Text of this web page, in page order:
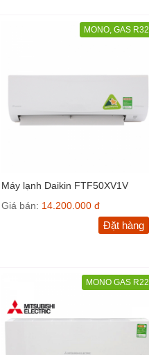
MONO, GAS R32
Máy lạnh Daikin FTF50XV1V
Giá bán: 14.200.000 đ
Đặt hàng
MONO GAS R22